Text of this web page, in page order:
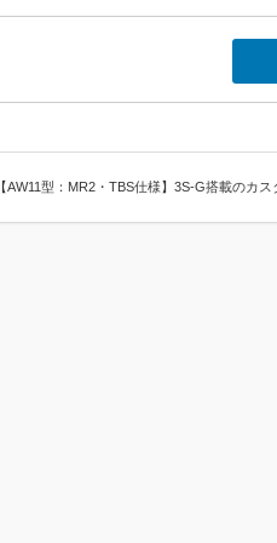
【AW11型：MR2・TBS仕様】3S-G搭載のカ